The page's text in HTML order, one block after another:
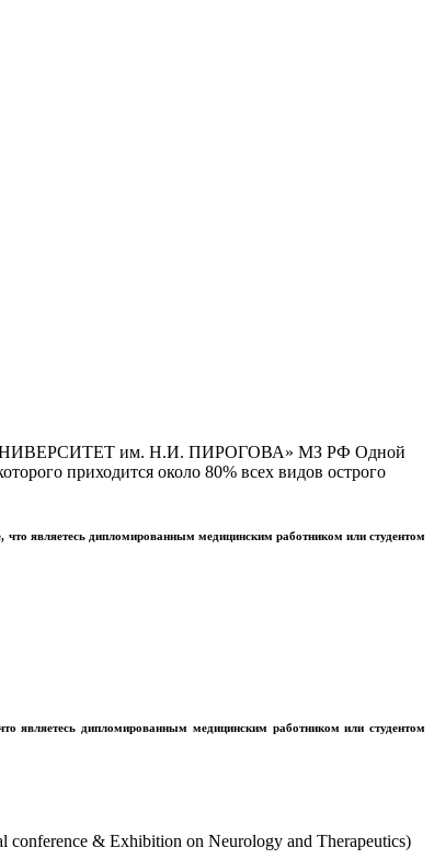
им. Н.И. ПИРОГОВА» МЗ РФ Одной
приходится около 80% всех видов острого
являетесь дипломированным медицинским работником или студентом
являетесь дипломированным медицинским работником или студентом
conference & Exhibition on Neurology and Therapeutics)